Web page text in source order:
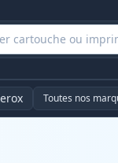
Toutes nos